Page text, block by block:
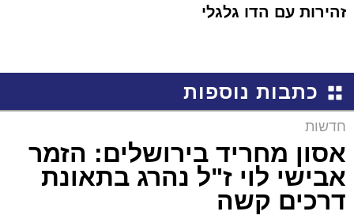
זהירות עם הדו גלגלי
כתבות נוספות
חדשות
אסון מחריד בירושלים: הזמר
אבישי לוי ז"ל נהרג בתאונת
דרכים קשה